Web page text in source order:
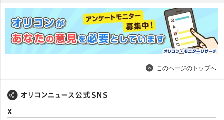
このページのトップへ
X